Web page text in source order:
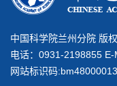
中国科学院兰州分院 版
电话：0931-2198855 E-
网站标识码